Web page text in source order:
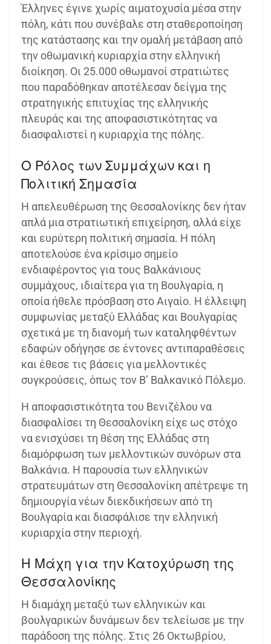
Έλληνες έγινε χωρίς αιματοχυσία μέσα στην
πόλη, κάτι που συνέβαλε στη σταθεροποίηση
της κατάστασης και την ομαλή μετάβαση από
την οθωμανική κυριαρχία στην ελληνική
διοίκηση. Οι 25.000 οθωμανοί στρατιώτες
που παραδόθηκαν αποτέλεσαν δείγμα της
στρατηγικής επιτυχίας της ελληνικής
πλευράς και της αποφασιστικότητας να
διασφαλιστεί η κυριαρχία της πόλης.
Ο Ρόλος των Συμμάχων και η
Πολιτική Σημασία
Η απελευθέρωση της Θεσσαλονίκης δεν ήταν
απλά μια στρατιωτική επιχείρηση, αλλά είχε
και ευρύτερη πολιτική σημασία. Η πόλη
αποτελούσε ένα κρίσιμο σημείο
ενδιαφέροντος για τους Βαλκάνιους
συμμάχους, ιδιαίτερα για τη Βουλγαρία, η
οποία ήθελε πρόσβαση στο Αιγαίο. Η έλλειψη
συμφωνίας μεταξύ Ελλάδας και Βουλγαρίας
σχετικά με τη διανομή των καταληφθέντων
εδαφών οδήγησε σε έντονες αντιπαραθέσεις
και έθεσε τις βάσεις για μελλοντικές
συγκρούσεις, όπως τον Β’ Βαλκανικό Πόλεμο.
Η αποφασιστικότητα του Βενιζέλου να
διασφαλίσει τη Θεσσαλονίκη είχε ως στόχο
να ενισχύσει τη θέση της Ελλάδας στη
διαμόρφωση των μελλοντικών συνόρων στα
Βαλκάνια. Η παρουσία των ελληνικών
στρατευμάτων στη Θεσσαλονίκη απέτρεψε τη
δημιουργία νέων διεκδικήσεων από τη
Βουλγαρία και διασφάλισε την ελληνική
κυριαρχία στην περιοχή.
Η Μάχη για την Κατοχύρωση της
Θεσσαλονίκης
Η διαμάχη μεταξύ των ελληνικών και
βουλγαρικών δυνάμεων δεν τελείωσε με την
παράδοση της πόλης. Στις 26 Οκτωβρίου,